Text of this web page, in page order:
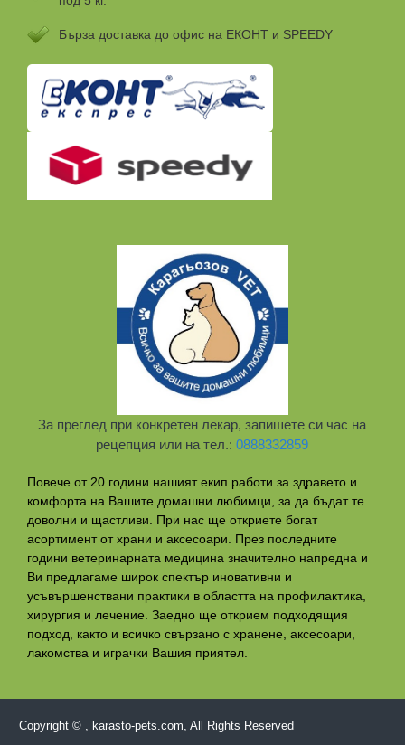
Бързa доставка до офис на ЕКОНТ и SPEEDY
За преглед при конкретен лекар, запишете си час на
рецепция или на тел.:0888332859
Повече от 20 години нашият екип работи за здравето и
комфорта на Вашите домашни любимци, за да бъдат те
доволни и щастливи. При нас ще откриете богат
асортимент от храни и аксесоари. През последните
години ветеринарната медицина значително напредна и
Ви предлагаме широк спектър иновативни и
усъвършенствани практики в областта на профилактикa,
хирургия и лечение. Заедно ще открием подходящия
подход, както и всичко свързано с хранене, аксесоари,
лакомства и играчки Вашия приятел.
Copyright © , karasto-pets.com, All Rights Reserved